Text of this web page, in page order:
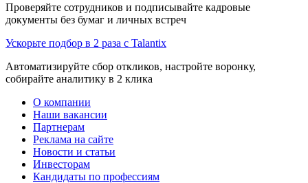
Проверяйте сотрудников и подписывайте кадровые
документы без бумаг и личных встреч
Ускорьте подбор в 2 раза с Talantix
Автоматизируйте сбор откликов, настройте воронку,
собирайте аналитику в 2 клика
О компании
Наши вакансии
Партнерам
Реклама на сайте
Новости и статьи
Инвесторам
Кандидаты по профессиям